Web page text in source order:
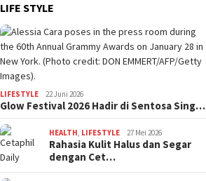
LIFE STYLE
LIFESTYLE 22 Juni 2026
Glow Festival 2026 Hadir di Sentosa Sing…
HEALTH, LIFESTYLE 27 Mei 2026
Rahasia Kulit Halus dan Segar
dengan Cet…